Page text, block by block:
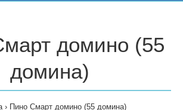
домино (55
домина)
Пино Смарт домино (55 домина)